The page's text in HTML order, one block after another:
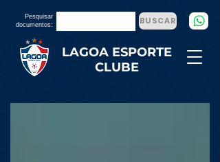
LAGOA ESPORTE
CLUBE
Pesquisar
documentos:
BUSCAR